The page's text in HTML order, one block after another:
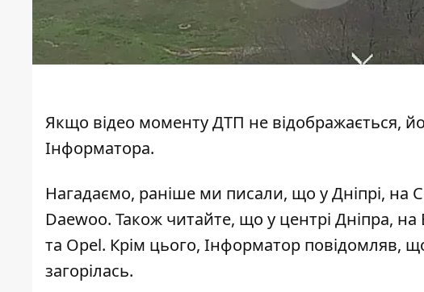
Якщо відео моменту ДТП не відображається,
Інформатора.
Нагадаємо, раніше ми писали, що уДніпрі, на
Daewoo. Також читайте, що у центрі Дніпра,
та Opel. Крім цього, Інформатор повідомляв,
загорілась.